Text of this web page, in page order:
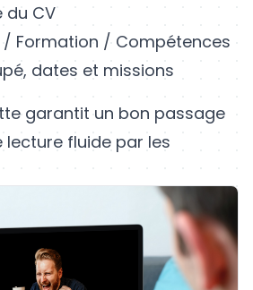
du CV
/ Formation / Compétences
dates et missions
garantit un bon passage
lecture fluide par les